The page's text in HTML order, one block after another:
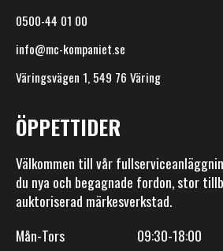
0500-44 01 00
info@mc-kompaniet.se
Väringsvägen 1, 549 76 Väring
ÖPPETTIDER
Välkommen till vår
du nya och begagnade fordon, stor
auktoriserad märkesverkstad.
Mån-Tors 09:30-18:00